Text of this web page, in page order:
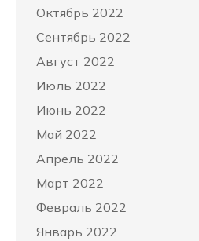
Октябрь 2022
Сентябрь 2022
Август 2022
Июль 2022
Июнь 2022
Май 2022
Апрель 2022
Март 2022
Февраль 2022
Январь 2022